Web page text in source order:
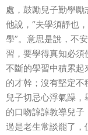
處，鼓勵兒子勤學勵
他說，“夫學須靜也
學”。意思是說，不
習，要學得真知必
不斷的學習中積累起
的才幹；沒有堅定
兒子切忌心浮氣躁
的口吻諄諄教導兒
過是老生常談罷了